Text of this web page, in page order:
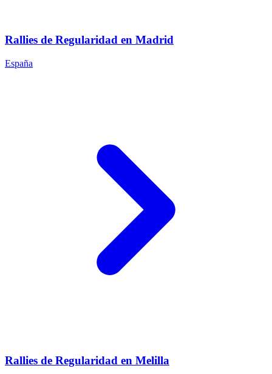
Rallies de Regularidad en Madrid
España
Rallies de Regularidad en Melilla